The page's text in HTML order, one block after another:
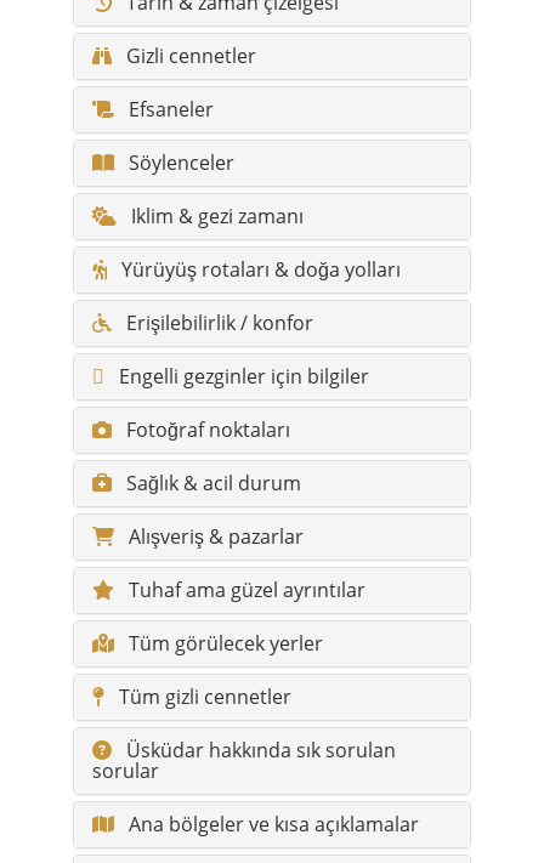
Söylenceler
Iklim & gezi zamanı
Yürüyüş rotaları & doğa yolları
Erişilebilirlik / konfor
Engelli gezginler için bilgiler
Fotoğraf noktaları
Sağlık & acil durum
Alışveriş & pazarlar
Tuhaf ama güzel ayrıntılar
Tüm görülecek yerler
Tüm gizli cennetler
Üsküdar hakkında sık sorulan
sorular
Ana bölgeler ve kısa açıklamalar
Mahalleler ve kısa açıklamalar
Kısa bilgiler